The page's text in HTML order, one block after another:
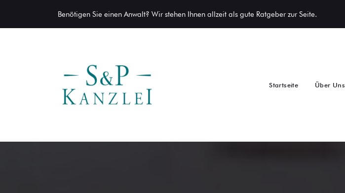
Benötigen Sie einen Anwalt? Wir stehen Ihnen allzeit als gute Ratgeber zur Seite.
Startseite Über Uns